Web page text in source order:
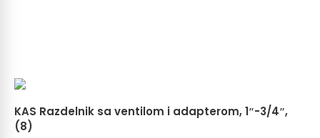
KAS Razdelnik sa ventilom i adapterom, 1″-3/4″,
(8)